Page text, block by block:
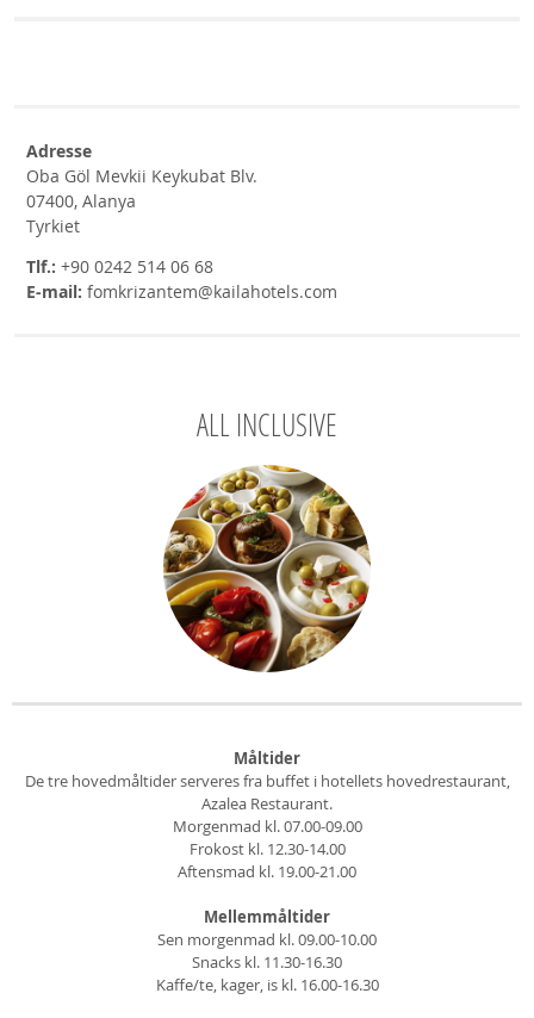
Adresse
Oba Göl Mevkii Keykubat Blv.
07400, Alanya
Tyrkiet
Tlf.: +90 0242 514 06 68
E-mail: fomkrizantem@kailahotels.com
ALL INCLUSIVE
Måltider
De tre hovedmåltider serveres fra buffet i hotellets hovedrestaurant,
Azalea Restaurant.
Morgenmad kl. 07.00-09.00
Frokost kl. 12.30-14.00
Aftensmad kl. 19.00-21.00
Mellemmåltider
Sen morgenmad kl. 09.00-10.00
Snacks kl. 11.30-16.30
Kaffe/te, kager, is kl. 16.00-16.30